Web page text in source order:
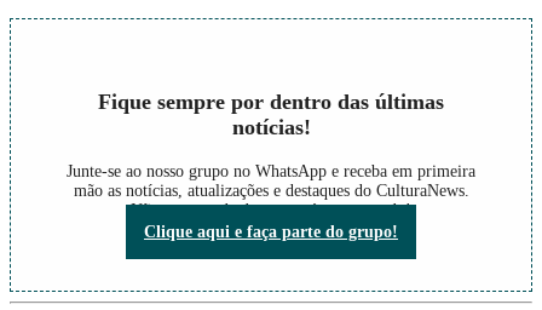
Fique sempre por dentro das últimas
notícias!
Junte-se ao nosso grupo no WhatsApp e receba em primeira
mão as notícias, atualizações e destaques do CulturaNews.
Não perca nada do que está acontecendo!
Clique aqui e faça parte do grupo!